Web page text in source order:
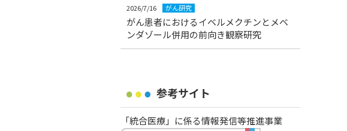
2026/7/16 がん研究
がん患者におけるイベルメクチンとメベ
ンダゾール併用の前向き観察研究
参考サイト
「統合医療」に係る情報発信等推進事業